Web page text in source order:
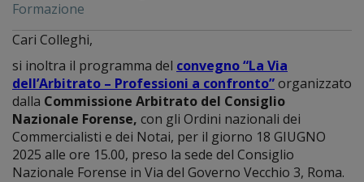
Formazione
Cari Colleghi,
si inoltra il programma del convegno “La Via
dell’Arbitrato – Professioni a confronto”organizzato
dalla Commissione Arbitrato del Consiglio
Nazionale Forense, con gli Ordini nazionali dei
Commercialisti e dei Notai, per il giorno 18 GIUGNO
2025 alle ore 15.00, preso la sede del Consiglio
Nazionale Forense in Via del Governo Vecchio 3, Roma.